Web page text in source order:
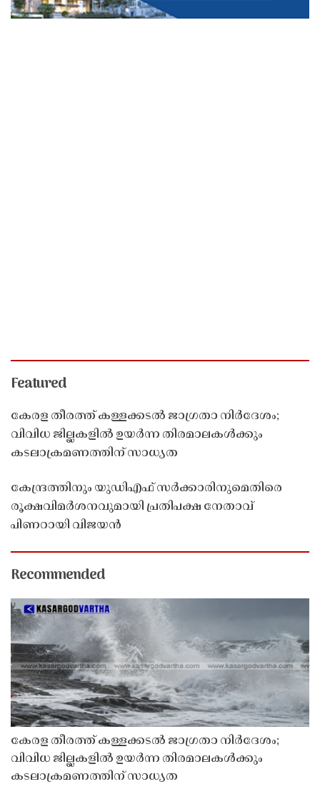
Featured
കേരള തീരത്ത് കള്ളക്കടൽ ജാഗ്രതാ നിർദേശം;
വിവിധ ജില്ലകളിൽ ഉയർന്ന തിരമാലകൾക്കും
കടലാക്രമണത്തിന് സാധ്യത
കേന്ദ്രത്തിനും യുഡിഎഫ് സർക്കാരിനുമെതിരെ
രൂക്ഷവിമർശനവുമായി പ്രതിപക്ഷ നേതാവ്
പിണറായി വിജയൻ
Recommended
കേരള തീരത്ത് കള്ളക്കടൽ ജാഗ്രതാ നിർദേശം;
വിവിധ ജില്ലകളിൽ ഉയർന്ന തിരമാലകൾക്കും
കടലാക്രമണത്തിന് സാധ്യത